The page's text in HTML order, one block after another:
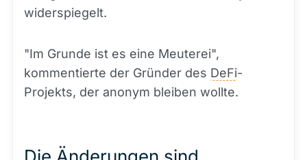
widerspiegelt.
"Im Grunde ist es eine Meuterei",
kommentierte der Gründer des DeFi-
Projekts, der anonym bleiben wollte.